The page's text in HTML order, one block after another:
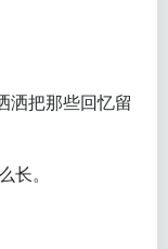
洒把那些回忆留
长。